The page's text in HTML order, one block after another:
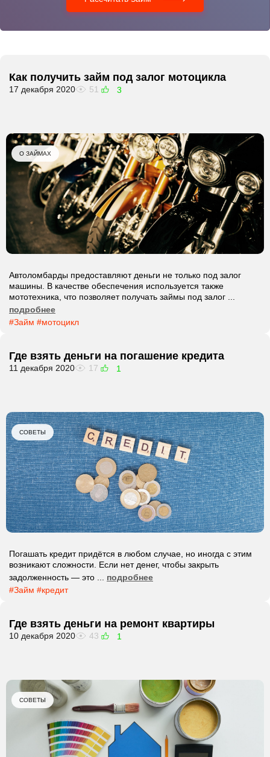
Как получить займ под залог мотоцикла
17 декабря 2020 51 3
О ЗАЙМАХ
Автоломбарды предоставляют деньги не только под залог
машины. В качестве обеспечения используется также
мототехника, что позволяет получать займы под залог ...
подробнее
#Займ #мотоцикл
Где взять деньги на погашение кредита
11 декабря 2020 17 1
СОВЕТЫ
Погашать кредит придётся в любом случае, но иногда с этим
возникают сложности. Если нет денег, чтобы закрыть
задолженность — это ... подробнее
#Займ #кредит
Где взять деньги на ремонт квартиры
10 декабря 2020 43 1
СОВЕТЫ